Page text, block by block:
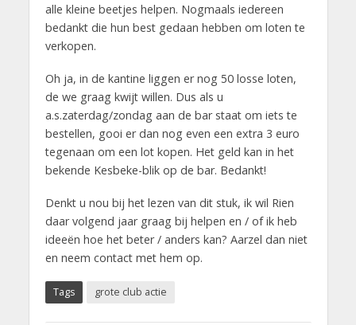
alle kleine beetjes helpen. Nogmaals iedereen
bedankt die hun best gedaan hebben om loten te
verkopen.
Oh ja, in de kantine liggen er nog 50 losse loten,
de we graag kwijt willen. Dus als u
a.s.zaterdag/zondag aan de bar staat om iets te
bestellen, gooi er dan nog even een extra 3 euro
tegenaan om een lot kopen. Het geld kan in het
bekende Kesbeke-blik op de bar. Bedankt!
Denkt u nou bij het lezen van dit stuk, ik wil Rien
daar volgend jaar graag bij helpen en / of ik heb
ideeën hoe het beter / anders kan? Aarzel dan niet
en neem contact met hem op.
Tags grote club actie